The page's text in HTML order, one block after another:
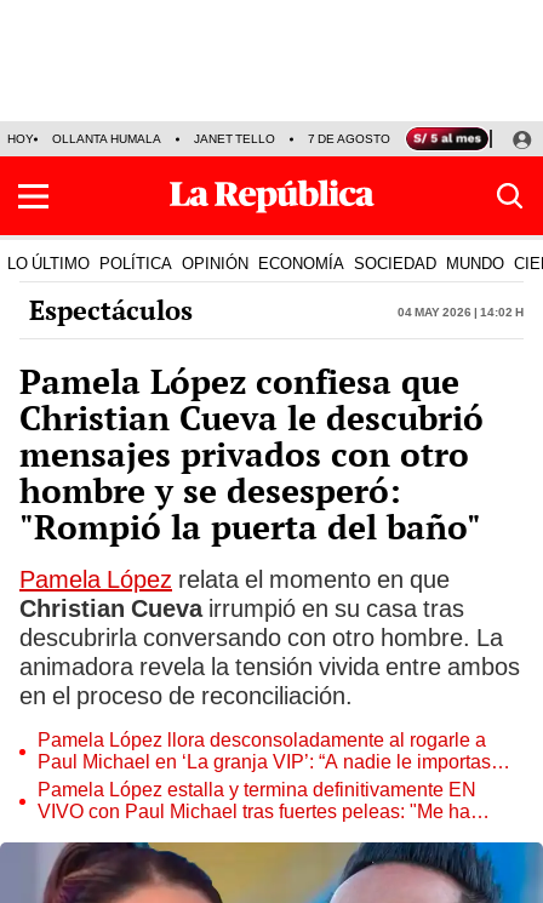
HOY OLLANTA HUMALA JANET TELLO 7 DE AGOSTO TINKA RESULTADOS
LO ÚLTIMO POLÍTICA OPINIÓN ECONOMÍA SOCIEDAD MUNDO
Espectáculos 04 May 2026 | 14:02 h
Pamela López confiesa que
Christian Cueva le descubrió
mensajes privados con otro
hombre y se desesperó:
"Rompió la puerta del baño"
Pamela López relata el momento en que
Christian Cuevairrumpió en su casa tras
descubrirla conversando con otro hombre. La
animadora revela la tensión vivida entre ambos
en el proceso de reconciliación.
Pamela López llora desconsoladamente al rogarle a
Paul Michael en ‘La granja VIP’: “A nadie le importas
más en este reality que a mí”
Pamela López estalla y termina definitivamente EN
VIVO con Paul Michael tras fuertes peleas: "Me ha